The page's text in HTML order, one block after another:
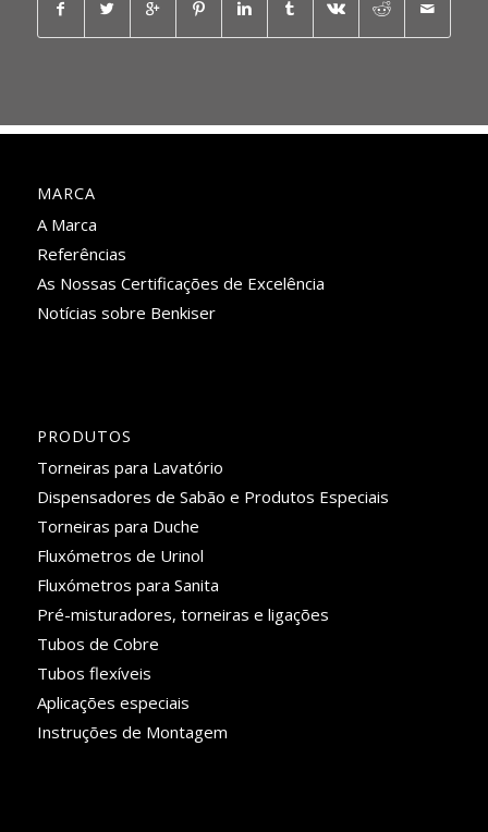
MARCA
A Marca
Referências
As Nossas Certificações de Excelência
Notícias sobre Benkiser
PRODUTOS
Torneiras para Lavatório
Dispensadores de Sabão e Produtos Especiais
Torneiras para Duche
Fluxómetros de Urinol
Fluxómetros para Sanita
Pré-misturadores, torneiras e ligações
Tubos de Cobre
Tubos flexíveis
Aplicações especiais
Instruções de Montagem